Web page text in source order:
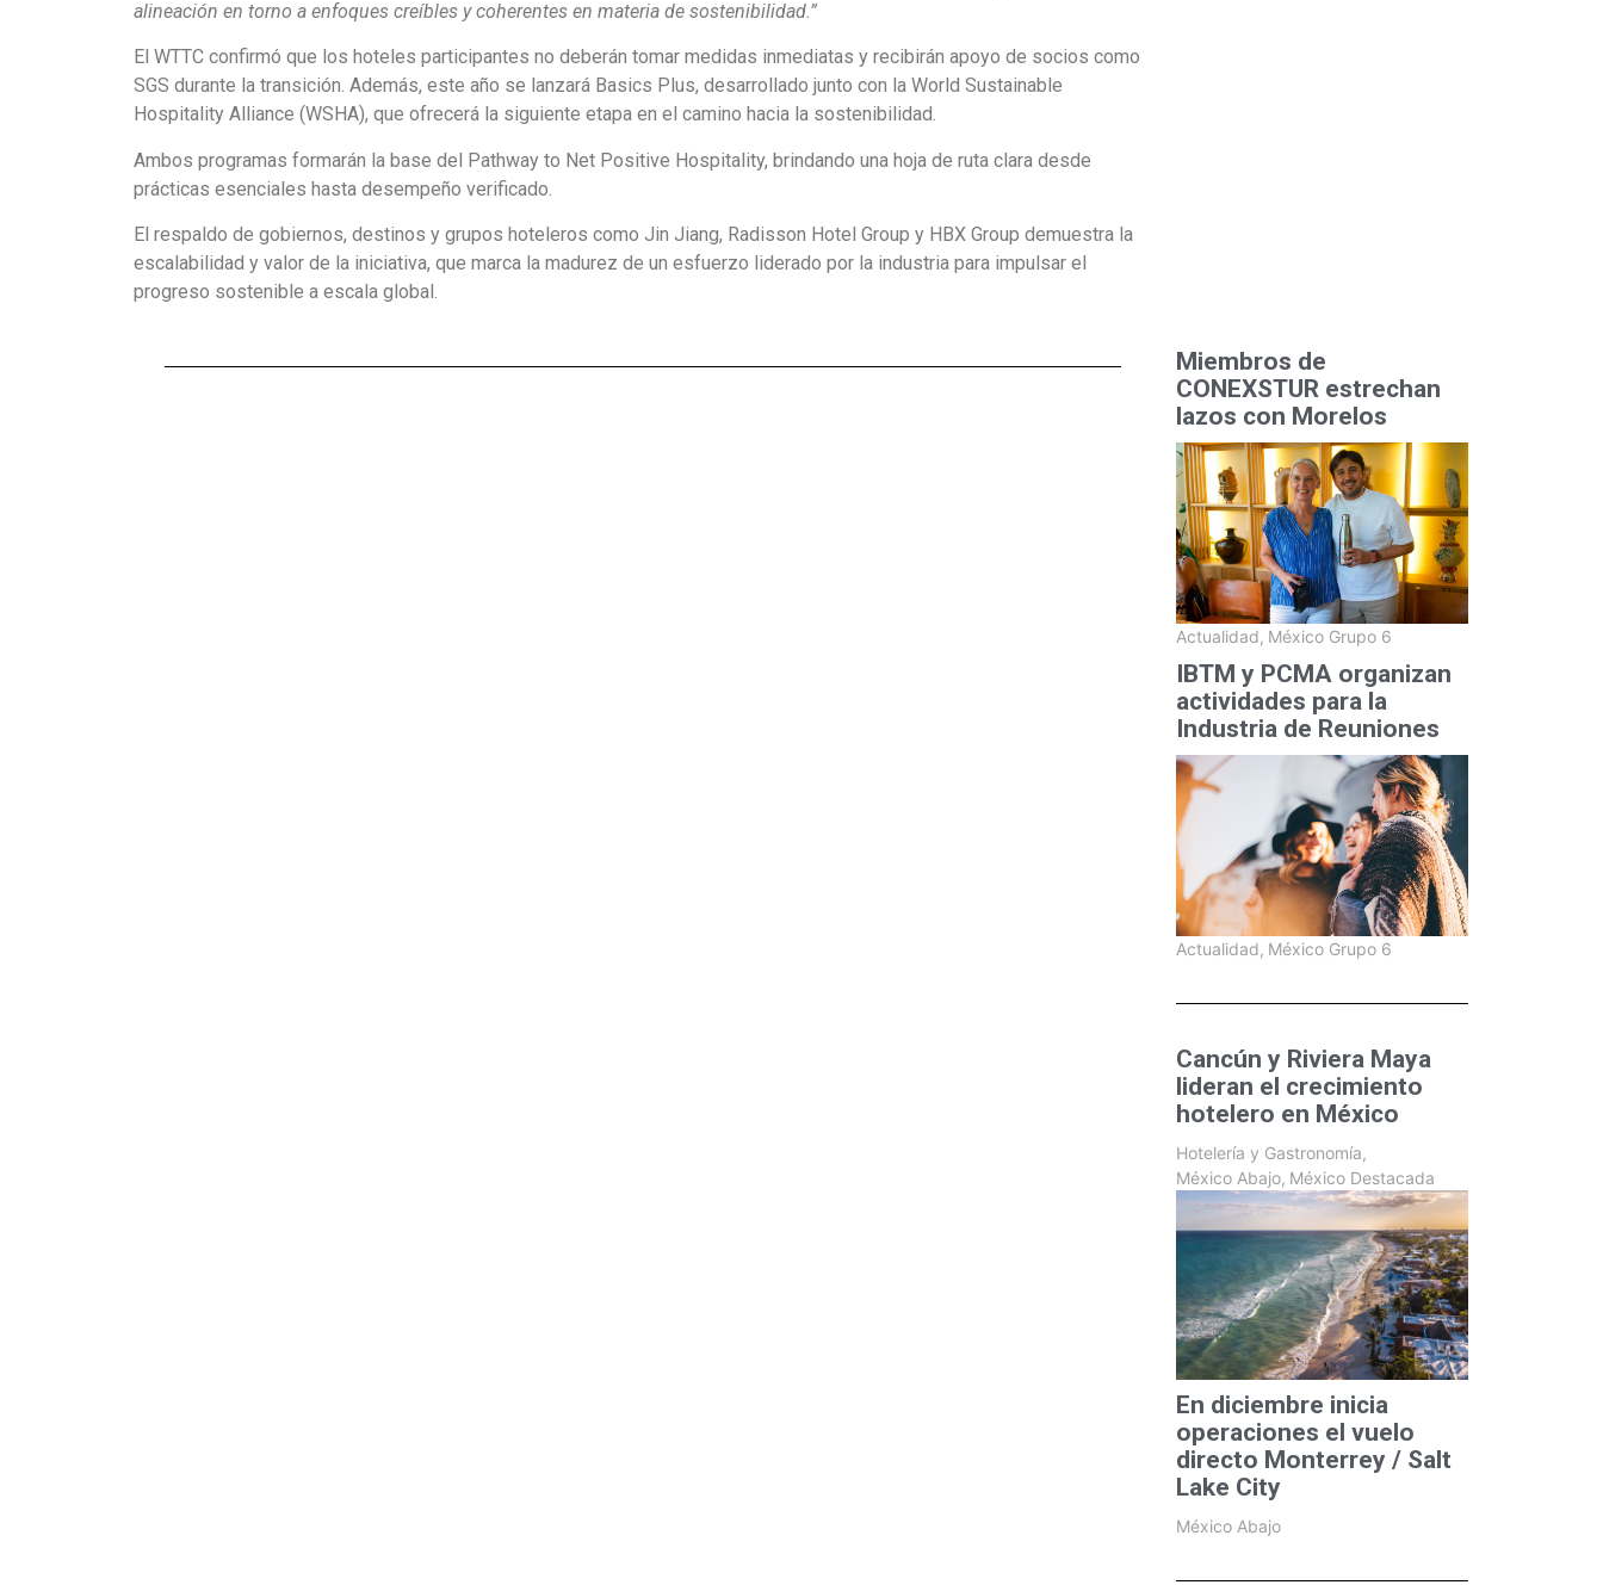
alineación en torno a enfoques creíbles y coherentes en materia de sostenibilidad.”
El WTTC confirmó que los hoteles participantes no deberán tomar medidas inmediatas y recibirán apoyo de socios como
SGS durante la transición. Además, este año se lanzará Basics Plus, desarrollado junto con la World Sustainable
Hospitality Alliance (WSHA), que ofrecerá la siguiente etapa en el camino hacia la sostenibilidad.
Ambos programas formarán la base del Pathway to Net Positive Hospitality, brindando una hoja de ruta clara desde
prácticas esenciales hasta desempeño verificado.
El respaldo de gobiernos, destinos y grupos hoteleros como Jin Jiang, Radisson Hotel Group y HBX Group demuestra la
escalabilidad y valor de la iniciativa, que marca la madurez de un esfuerzo liderado por la industria para impulsar el
progreso sostenible a escala global.
Miembros de
CONEXSTUR estrechan
lazos con Morelos
Actualidad, México Grupo 6
IBTM y PCMA organizan
actividades para la
Industria de Reuniones
Actualidad, México Grupo 6
Cancún y Riviera Maya
lideran el crecimiento
hotelero en México
Hotelería y Gastronomía,
México Abajo, México Destacada
En diciembre inicia
operaciones el vuelo
directo Monterrey / Salt
Lake City
México Abajo